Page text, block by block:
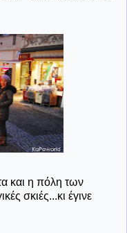
και η πόλη των
σκιές...κι έγινε